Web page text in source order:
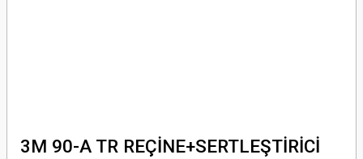
3M 90-A TR REÇİNE+SERTLEŞTİRİCİ